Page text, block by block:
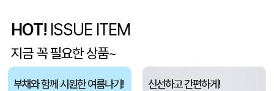
조OO
안OO 종이쇼핑백 08-06
HOT! ISSUE ITEM
지금 꼭 필요한 상품~
부채와 함께 시원한 여름나기! 신선하고 간편하게!